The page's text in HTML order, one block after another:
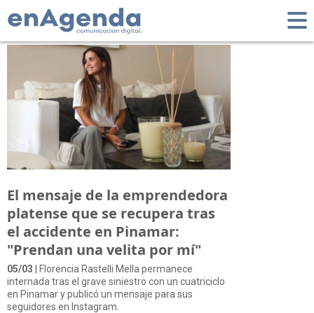
Tag: Pinamar
El mensaje de la emprendedora
platense que se recupera tras
el accidente en Pinamar:
"Prendan una velita por mí"
05/03 | Florencia Rastelli Mella permanece
internada tras el grave siniestro con un cuatriciclo
en Pinamar y publicó un mensaje para sus
seguidores en Instagram.